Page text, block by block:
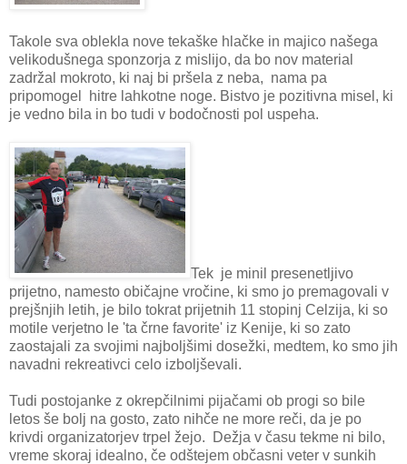
Takole sva oblekla nove tekaške hlačke in majico našega
velikodušnega sponzorja z mislijo, da bo nov material
zadržal mokroto, ki naj bi pršela z neba, nama pa
pripomogel hitre lahkotne noge. Bistvo je pozitivna misel, ki
je vedno bila in bo tudi v bodočnosti pol uspeha.
Tek je minil presenetljivo
prijetno, namesto običajne vročine, ki smo jo premagovali v
prejšnjih letih, je bilo tokrat prijetnih 11 stopinj Celzija, ki so
motile verjetno le 'ta črne favorite' iz Kenije, ki so zato
zaostajali za svojimi najboljšimi dosežki, medtem, ko smo jih
navadni rekreativci celo izboljševali.
Tudi postojanke z okrepčilnimi pijačami ob progi so bile
letos še bolj na gosto, zato nihče ne more reči, da je po
krivdi organizatorjev trpel žejo. Dežja v času tekme ni bilo,
vreme skoraj idealno, če odštejem občasni veter v sunkih